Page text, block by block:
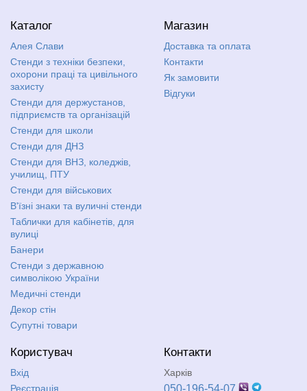
Каталог
Алея Слави
Стенди з техніки безпеки,
охорони праці та цивільного
захисту
Стенди для держустанов,
підприємств та організацій
Стенди для школи
Стенди для ДНЗ
Стенди для ВНЗ, коледжів,
училищ, ПТУ
Стенди для військових
В'їзні знаки та вуличні стенди
Таблички для кабінетів, для
вулиці
Банери
Стенди з державною
символікою України
Медичні стенди
Декор стін
Супутні товари
Магазин
Доставка та оплата
Контакти
Як замовити
Відгуки
Користувач
Вхід
Реєстрація
Контакти
Харків
050-196-54-07